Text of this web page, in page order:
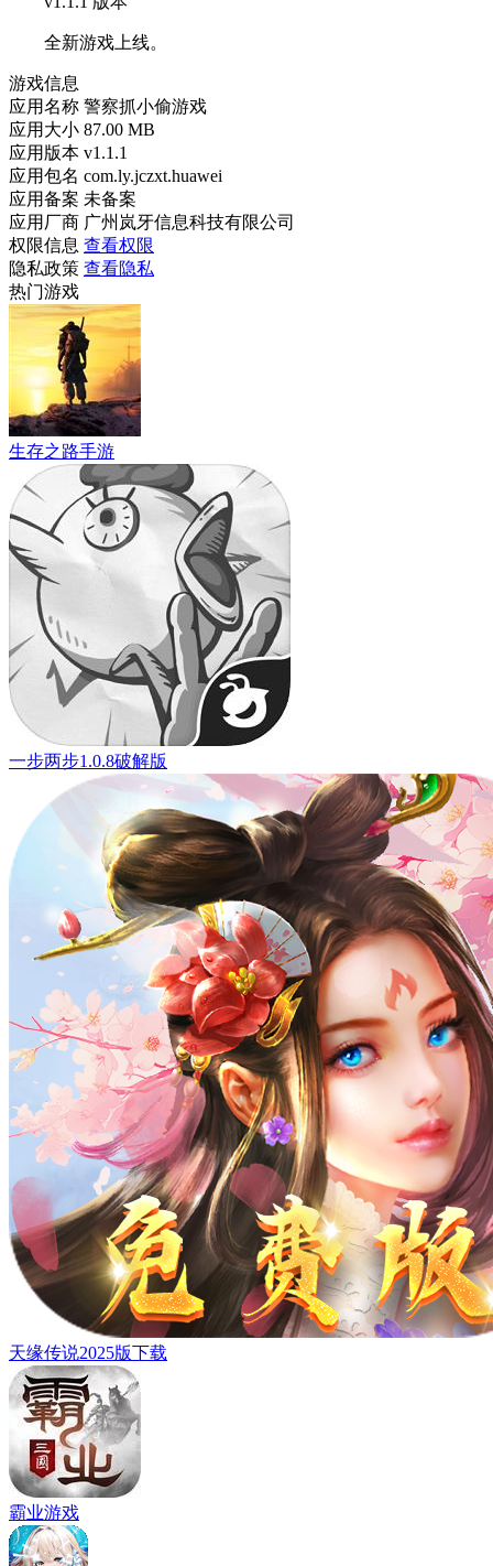
全新游戏上线。
游戏信息
应用名称 警察抓小偷游戏
应用大小 87.00 MB
应用版本 v1.1.1
应用包名 com.ly.jczxt.huawei
应用备案 未备案
应用厂商 广州岚牙信息科技有限公司
权限信息 查看权限
隐私政策 查看隐私
热门游戏
生存之路手游
一步两步1.0.8破解版
天缘传说2025版下载
霸业游戏